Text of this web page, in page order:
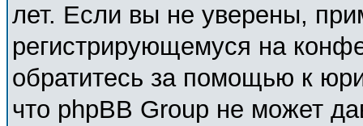
лет. Если вы не уверены,
регистрирующемуся на
обратитесь за помощью к
что phpBB Group не может